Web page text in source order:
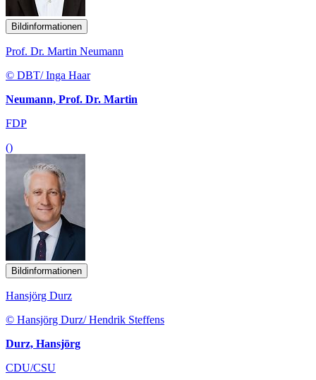
Bildinformationen
Prof. Dr. Martin Neumann
© DBT/ Inga Haar
Neumann, Prof. Dr. Martin
FDP
()
Bildinformationen
Hansjörg Durz
© Hansjörg Durz/ Hendrik Steffens
Durz, Hansjörg
CDU/CSU